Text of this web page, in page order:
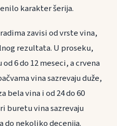
karakter šerija.
zavisi od vrste vina,
rezultata. U proseku,
6 do 12 meseci, a crvena
vina sazrevaju duže,
bela vina i od 24 do 60
buretu vina sazrevaju
do nekoliko decenija.